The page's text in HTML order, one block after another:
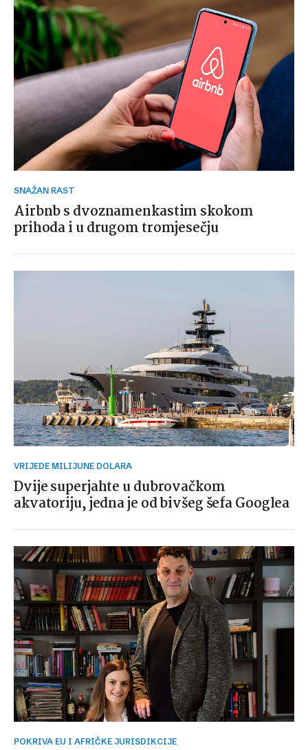
SNAŽAN RAST
Airbnb s dvoznamenkastim skokom
prihoda i u drugom tromjesečju
VRIJEDE MILIJUNE DOLARA
Dvije superjahte u dubrovačkom
akvatoriju, jedna je od bivšeg šefa Googlea
POKRIVA EU I AFRIČKE JURISDIKCIJE